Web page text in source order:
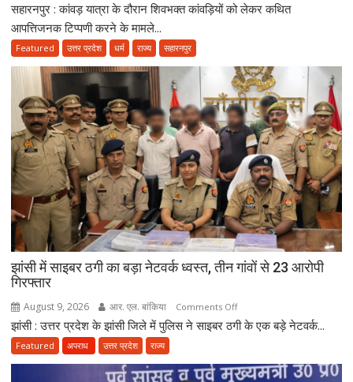
कांवड़ियों
देने
के
आरोप
में
मौलाना
साजिद
रशीदी
के
खिलाफ
FIR,
देवबंदी
उलेमाओं
भी
जताई
सहारनपुर : कांवड़ यात्रा के दौरान शिवभक्त कांवड़ियों को लेकर कथित
आपत्तिजनक टिप्पणी करने के मामले...
Featured उत्तर प्रदेश धर्म राज्य सहारनपुर
झांसी में साइबर ठगी का बड़ा नेटवर्क ध्वस्त, तीन गांवों से 23 आरोपी
गिरफ्तार
August 9, 2026 आर. एल. बांकिया Comments Offon
झांसी
ठगी
झांसी : उत्तर प्रदेश के झांसी जिले में पुलिस ने साइबर ठगी के एक बड़े नेटवर्क...
Featured अपराध उत्तर प्रदेश राज्य